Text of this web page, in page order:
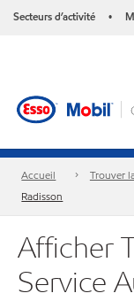
Secteurs d’activité •
Accueil Trouver
Radisson
Afficher
Service